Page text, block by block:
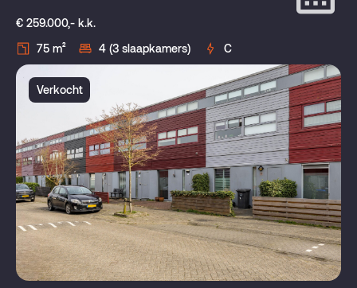
€ 259.000,- k.k.
75 m²
4 (3 slaapkamers) C
Verkocht